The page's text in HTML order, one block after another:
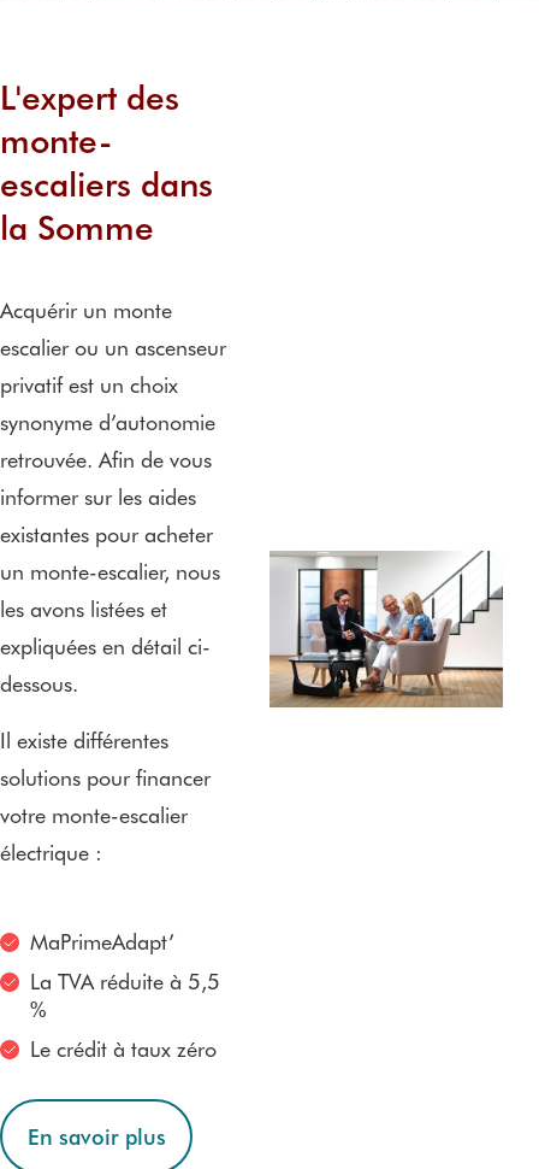
L'expert des
monte-
escaliers dans
la Somme
Acquérir un monte
escalier ou un ascenseur
privatif est un choix
synonyme d’autonomie
retrouvée. Afin de vous
informer sur les aides
existantes pour acheter
un monte-escalier, nous
les avons listées et
expliquées en détail ci-
dessous.
Il existe différentes
solutions pour financer
votre monte-escalier
électrique :
MaPrimeAdapt’
La TVA réduite à 5,5
%
Le crédit à taux zéro
En savoir plus